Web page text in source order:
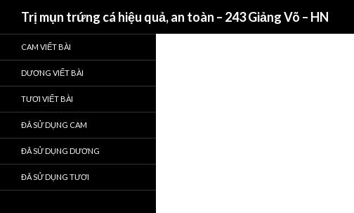
Trị mụn trứng cá hiệu quả, an toàn – 243 Giảng Võ – HN
CAM VIẾT BÀI
DƯƠNG VIẾT BÀI
TƯƠI VIẾT BÀI
ĐÃ SỬ DỤNG CAM
ĐÃ SỬ DỤNG DƯƠNG
ĐÃ SỬ DỤNG TƯƠI